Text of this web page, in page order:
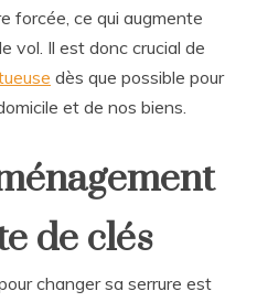
forcée, ce qui augmente
vol. Il est donc crucial de
dès que possible pour
et de nos biens.
de clés
changer sa serrure est